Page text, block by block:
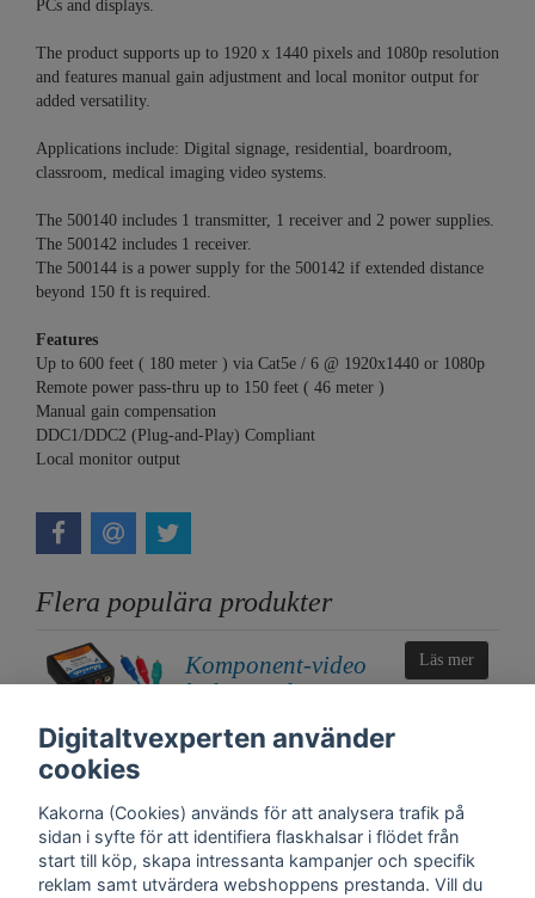
PCs and displays.
The product supports up to 1920 x 1440 pixels and 1080p resolution
and features manual gain adjustment and local monitor output for
added versatility.
Applications include: Digital signage, residential, boardroom,
classroom, medical imaging video systems.
The 500140 includes 1 transmitter, 1 receiver and 2 power supplies.
The 500142 includes 1 receiver.
The 500144 is a power supply for the 500142 if extended distance
beyond 150 ft is required.
Features
Up to 600 feet ( 180 meter ) via Cat5e / 6 @ 1920x1440 or 1080p
Remote power pass-thru up to 150 feet ( 46 meter )
Manual gain compensation
DDC1/DDC2 (Plug-and-Play) Compliant
Local monitor output
Flera populära produkter
Komponent-video
balun med Stereo
Läs mer
Digitaltvexperten använder
cookies
Kakorna (Cookies) används för att analysera trafik på
sidan i syfte för att identifiera flaskhalsar i flödet från
start till köp, skapa intressanta kampanjer och specifik
reklam samt utvärdera webshoppens prestanda. Vill du